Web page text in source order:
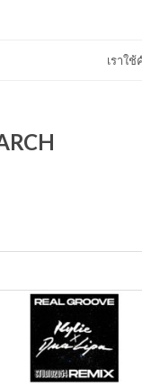
เราใ